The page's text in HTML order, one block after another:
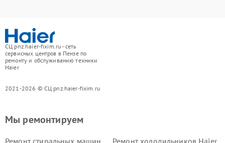
СЦ pnz.haier-fixim.ru - сеть
сервисных центров в Пензе по
ремонту и обслуживанию техники
Haier
2021-2026 © СЦ pnz.haier-fixim.ru
Мы ремонтируем
Ремонт стиральных машин
Ремонт холодильников Haier